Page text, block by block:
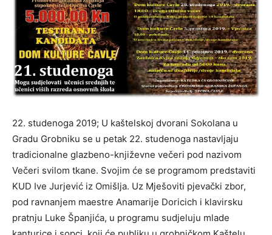
22. studenoga 2019; U kaštelskoj dvorani Sokolana u
Gradu Grobniku se u petak 22. studenoga nastavljaju
tradicionalne glazbeno-književne večeri pod nazivom
Večeri svilom tkane. Svojim će se programom predstaviti
KUD Ive Jurjević iz Omišlja. Uz Mješoviti pjevački zbor,
pod ravnanjem maestre Anamarije Doricich i klavirsku
pratnju Luke Španjića, u programu sudjeluju mlade